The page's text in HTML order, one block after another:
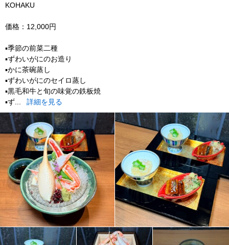
KOHAKU
価格：12,000円
▪️季節の前菜二種
▪️ずわいがにのお造り
▪️かに茶碗蒸し
▪️ずわいがにのセイロ蒸し
▪️黒毛和牛と旬の味覚の鉄板焼
▪️ず...
詳細を見る